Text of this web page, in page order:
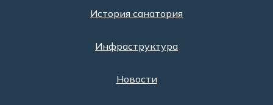
История санатория
Инфраструктура
Новости